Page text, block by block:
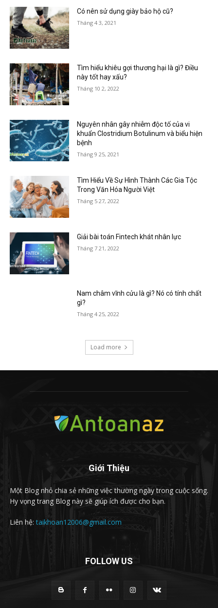
Có nên sử dụng giày bảo hộ cũ?
Tháng 4 3, 2021
Tìm hiểu khiêu gợi thương hại là gì? Điều
này tốt hay xấu?
Tháng 10 2, 2022
Nguyên nhân gây nhiễm độc tố của vi
khuẩn Clostridium Botulinum và biểu hiện
bệnh
Tháng 9 25, 2021
Tìm Hiểu Về Sự Hình Thành Các Gia Tộc
Trong Văn Hóa Người Việt
Tháng 5 27, 2022
Giải bài toán Fintech khát nhân lực
Tháng 7 21, 2022
Nam châm vĩnh cửu là gì? Nó có tính chất
gì?
Tháng 4 25, 2022
Load more
Giới Thiệu
Một Blog nhỏ chia sẻ những việc thường ngày trong cuộc sống.
Hy vọng trang Blog này sẽ giúp ích được cho bạn.
Liên hệ:taikhoan12006@gmail.com
FOLLOW US